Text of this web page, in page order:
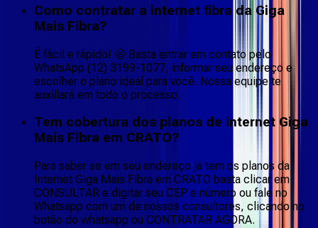
Como contratar a internet fibra da Giga
Mais Fibra?
É fácil e rápido! 🤩 Basta entrar em contato pelo
WhatsApp (12) 3199-1077, informar seu endereço e
escolher o plano ideal para você. Nossa equipe te
auxiliará em todo o processo.
Tem cobertura dos planos de internet Giga
Mais Fibra em CRATO?
Para saber se em seu endereço já tem os planos da
Internet Giga Mais Fibra em CRATO basta clicar em
CONSULTAR e digitar seu CEP e número ou fale no
Whatsapp com um de nossos consultores, clicando no
botão do whatsapp ou CONTRATAR AGORA.